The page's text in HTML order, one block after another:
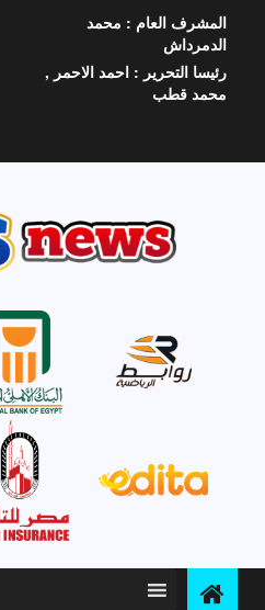
المحتوى
المشرف العام : محمد
الدمرداش
رئيسا التحرير : احمد الاحمر ,
محمد قطب